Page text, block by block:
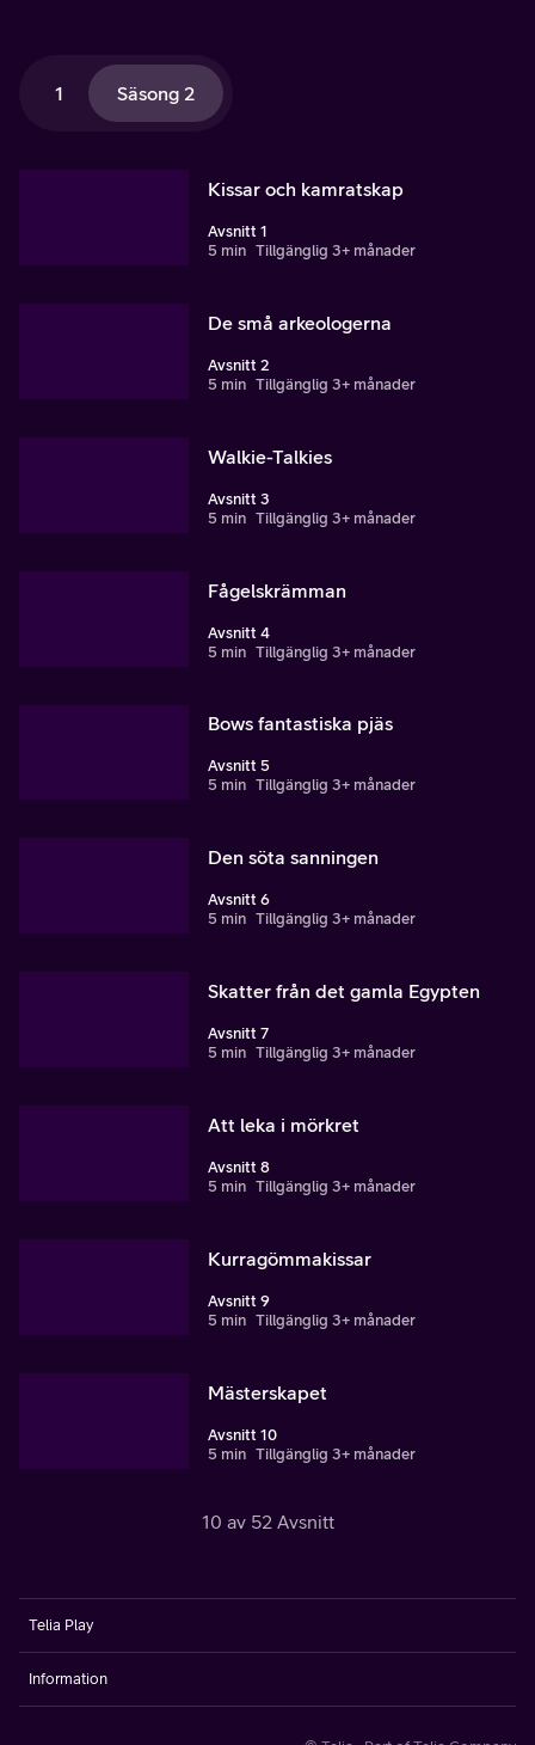
1 Säsong 2
Kissar och kamratskap
Avsnitt 1
5 min Tillgänglig 3+ månader
De små arkeologerna
Avsnitt 2
5 min Tillgänglig 3+ månader
Walkie-Talkies
Avsnitt 3
5 min Tillgänglig 3+ månader
Fågelskrämman
Avsnitt 4
5 min Tillgänglig 3+ månader
Bows fantastiska pjäs
Avsnitt 5
5 min Tillgänglig 3+ månader
Den söta sanningen
Avsnitt 6
5 min Tillgänglig 3+ månader
Skatter från det gamla Egypten
Avsnitt 7
5 min Tillgänglig 3+ månader
Att leka i mörkret
Avsnitt 8
5 min Tillgänglig 3+ månader
Kurragömmakissar
Avsnitt 9
5 min Tillgänglig 3+ månader
Mästerskapet
Avsnitt 10
5 min Tillgänglig 3+ månader
10 av 52 Avsnitt
Telia Play
Information